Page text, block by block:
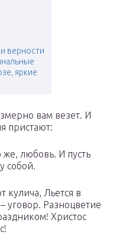
верности
яркие
вам везет. И
пристают:
же, любовь. И пусть
собой.
кулича, Льется в
уговор. Разноцветие
Христос